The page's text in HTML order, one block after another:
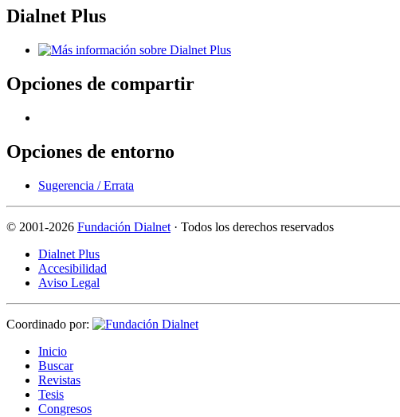
Dialnet Plus
Opciones de compartir
Opciones de entorno
Sugerencia / Errata
© 2001-2026 Fundación Dialnet · Todos los derechos reservados
Dialnet Plus
Accesibilidad
Aviso Legal
Coordinado por:
Inicio
Buscar
Revistas
Tesis
Congresos